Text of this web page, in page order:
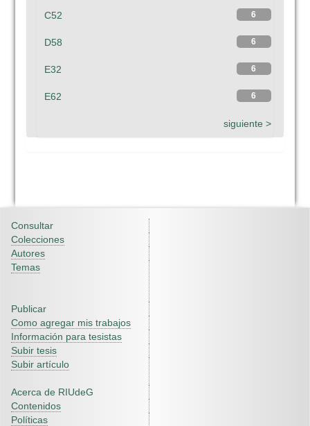
6
C52
6
D58
6
E32
6
E62
siguiente >
Consultar
Colecciones
Autores
Temas
Publicar
Como agregar mis trabajos
Información para tesistas
Subir tesis
Subir artículo
Acerca de RIUdeG
Contenidos
Políticas